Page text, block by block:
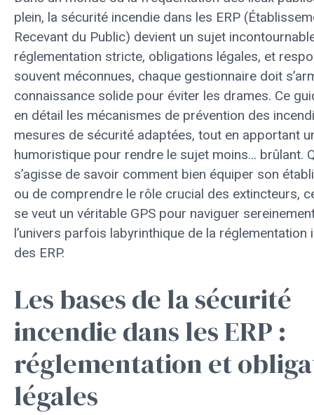
plein, la sécurité incendie dans les ERP
Recevant du Public) devient un sujet
réglementation stricte, obligations légales, et
souvent méconnues, chaque gestionnaire doit
connaissance solide pour éviter les drames. Ce
en détail les mécanismes de prévention des
mesures de sécurité adaptées, tout en apportant
humoristique pour rendre le sujet moins… brûlant.
s’agisse de savoir comment bien équiper son
ou de comprendre le rôle crucial des extincteurs,
se veut un véritable GPS pour naviguer
l’univers parfois labyrinthique de la réglementation
des ERP.
Les bases de la sécurité
incendie dans les ERP :
réglementation et
légales